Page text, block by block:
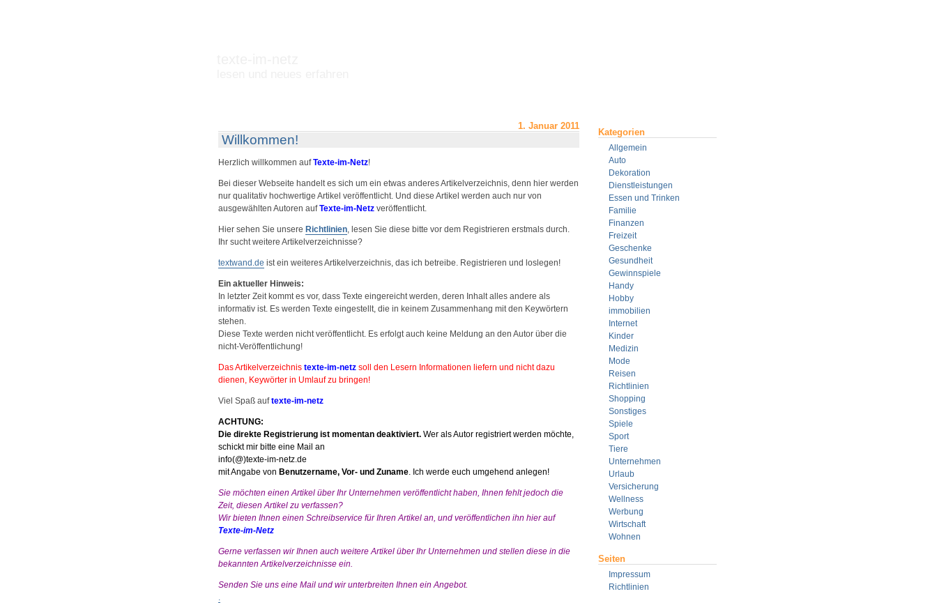
Kategorien
Allgemein
Auto
Dekoration
Dienstleistungen
Essen und Trinken
Familie
Finanzen
Freizeit
Geschenke
Gesundheit
Gewinnspiele
Handy
Hobby
immobilien
Internet
Kinder
Medizin
Mode
Reisen
Richtlinien
Shopping
Sonstiges
Spiele
Sport
Tiere
Unternehmen
Urlaub
Versicherung
Wellness
Werbung
Wirtschaft
Wohnen
Seiten
Impressum
Richtlinien
1. Januar 2011
Willkommen!
Herzlich willkommen auf Texte-im-Netz!
Bei dieser Webseite handelt es sich um ein etwas anderes Artikelverzeichnis, denn hier werden
nur qualitativ hochwertige Artikel veröffentlicht. Und diese Artikel werden auch nur von
ausgewählten Autoren aufTexte-im-Netzveröffentlicht.
Hier sehen Sie unsere Richtlinien, lesen Sie diese bitte vor dem Registrieren erstmals durch.
Ihr sucht weitere Artikelverzeichnisse?
textwand.de ist ein weiteres Artikelverzeichnis, das ich betreibe. Registrieren und loslegen!
Ein aktueller Hinweis:
In letzter Zeit kommt es vor, dass Texte eingereicht werden, deren Inhalt alles andere als
informativ ist. Es werden Texte eingestellt, die in keinem Zusammenhang mit den Keywörtern
stehen.
Diese Texte werden nicht veröffentlicht. Es erfolgt auch keine Meldung an den Autor über die
nicht-Veröffentlichung!
Das Artikelverzeichnis texte-im-netz soll den Lesern Informationen liefern und nicht dazu
dienen, Keywörter in Umlauf zu bringen!
Viel Spaß auftexte-im-netz
ACHTUNG:
Die direkte Registrierung ist momentan deaktiviert.Wer als Autor registriert werden möchte,
schickt mir bitte eine Mail an
info(@)texte-im-netz.de
mit Angabe von Benutzername, Vor- und Zuname. Ich werde euch umgehend anlegen!
Sie möchten einen Artikel über Ihr Unternehmen veröffentlicht haben, Ihnen fehlt jedoch die
Zeit, diesen Artikel zu verfassen?
Wir bieten Ihnen einen Schreibservice für Ihren Artikel an, und veröffentlichen ihn hier auf
Texte-im-Netz
Gerne verfassen wir Ihnen auch weitere Artikel über Ihr Unternehmen und stellen diese in die
bekannten Artikelverzeichnisse ein.
Senden Sie uns eine Mail und wir unterbreiten Ihnen ein Angebot.
.